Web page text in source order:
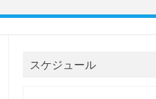
スケジュール